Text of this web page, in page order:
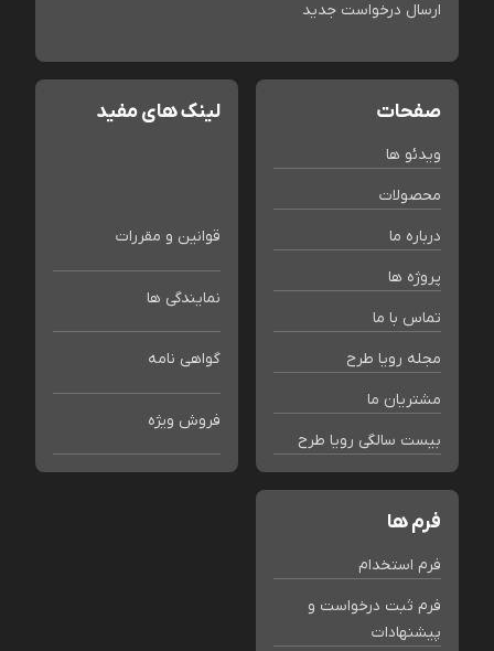
ارسال درخواست جدید
صفحات
ویدئو ها
محصولات
درباره ما
پروژه ها
تماس با ما
مجله رویا طرح
مشتریان ما
بیست سالگی رویا طرح
لینک های مفید
قوانین و مقررات
نمایندگی ها
گواهی نامه
فروش ویژه
فرم ها
فرم استخدام
فرم ثبت درخواست و
پیشنهادات